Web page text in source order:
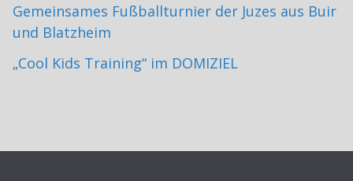
Gemeinsames Fußballturnier der Juzes aus Buir
und Blatzheim
„Cool Kids Training“ im DOMIZIEL